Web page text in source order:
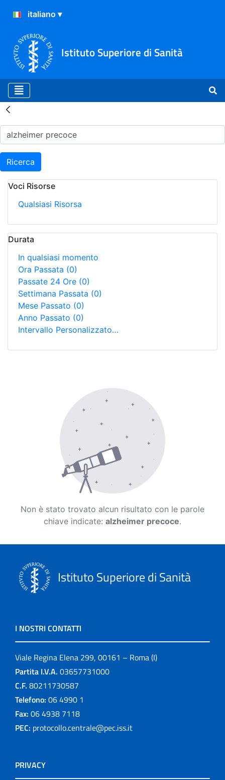
Istituto Superiore di Sanità
Risultati della Ricerca -
Ricerca
Voci Risorse
Qualsiasi Risorsa
Durata
In qualsiasi momento
Ora Passata (0)
Passate 24 Ore (0)
Settimana Passata (0)
Mese Passato (0)
Anno Passato (0)
Intervallo Personalizzato…
Non è stato trovato alcun risultato con le parole
chiave indicate: alzheimer precoce.
Istituto Superiore di Sanità
I NOSTRI CONTATTI
Viale Regina Elena 299, 00161 – Roma (I)
Partita I.V.A. 03657731000
C.F. 80211730587
Telefono: 06 4990 1
Fax: 06 4938 7118
PEC: protocollo.centrale@pec.iss.it
PRIVACY